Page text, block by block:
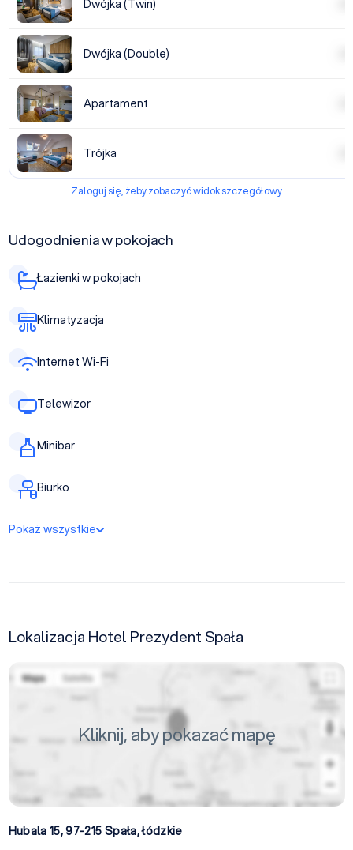
Dwójka (Twin)
Dwójka (Double)
Apartament
Trójka
Zaloguj się, żeby zobaczyć widok szczegółowy
Udogodnienia w pokojach
Łazienki w pokojach
Klimatyzacja
Internet Wi-Fi
Telewizor
Minibar
Biurko
Pokaż wszystkie
Lokalizacja Hotel Prezydent Spała
Kliknij, aby pokazać mapę
Hubala 15, 97-215 Spała,łódzkie